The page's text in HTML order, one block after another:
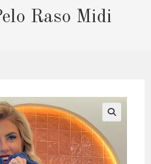
Raso Midi